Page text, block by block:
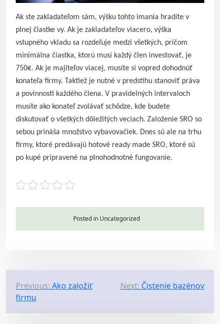
Ak ste zakladateľom sám, výšku tohto imania hradíte v
plnej čiastke vy. Ak je zakladateľov viacero, výška
vstupného vkladu sa rozdeľuje medzi všetkých, pričom
minimálna čiastka, ktorú musí každý člen investovať, je
750€. Ak je majiteľov viacej, musíte si vopred dohodnúť
konateľa firmy. Taktiež je nutné v predstihu stanoviť práva
a povinnosti každého člena. V pravidelných intervaloch
musíte ako konateľ zvolávať schôdze, kde budete
diskutovať o všetkých dôležitých veciach. Založenie SRO so
sebou prináša množstvo vybavovačiek. Dnes sú ale na trhu
firmy, ktoré predávajú hotové ready made SRO, ktoré sú
po kupé pripravené na plnohodnotné fungovanie.
Posted in Uncategorized
P
o
s
Previous: Ako založiť
firmu
Next: Čistenie bazénov